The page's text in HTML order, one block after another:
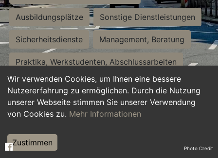
Wir verwenden Cookies, um Ihnen eine bessere
Nutzererfahrung zu ermöglichen. Durch die Nutzung
unserer Webseite stimmen Sie unserer Verwendung
von Cookies zu. Mehr Informationen
Zustimmen
Ausbildungsplätze Sonstige Dienstleistungen
Sicherheitsdienste Management, Beratung
Praktika, Werkstudenten, Abschlussarbeiten
Personalwesen Assistenz, Sekretariat
Hilfskräfte, Aushilfs- und Nebenjobs
Weiterbildung, Studium, duale Ausbildung Photo Credit